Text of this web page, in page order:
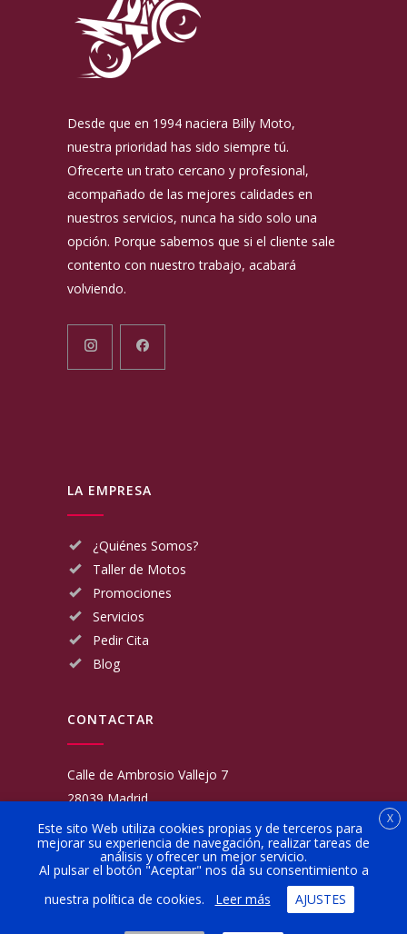
Desde que en 1994 naciera Billy Moto,
nuestra prioridad has sido siempre tú.
Ofrecerte un trato cercano y profesional,
acompañado de las mejores calidades en
nuestros servicios, nunca ha sido solo una
opción. Porque sabemos que si el cliente sale
contento con nuestro trabajo, acabará
volviendo.
LA EMPRESA
¿Quiénes Somos?
Taller de Motos
Promociones
Servicios
Pedir Cita
Blog
CONTACTAR
Calle de Ambrosio Vallejo 7
28039 Madrid
Fijo:
913 117 462
Movil:
676 566 970
administracion@talleresgarciamartinezehijos.com
Lun a Vier:
9:00 a 14:00
X
Este sito Web utiliza cookies propias y de terceros para
mejorar su experiencia de navegación, realizar tareas de
análisis y ofrecer un mejor servicio.
Al pulsar el botón "Aceptar" nos da su consentimiento a
nuestra política de cookies.
Leer más AJUSTES